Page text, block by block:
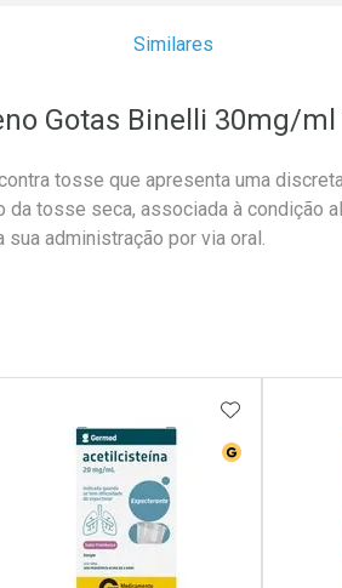
Similares
Gotas Binelli 30mg/ml
tosse que apresenta uma
tosse seca, associada à condição
administração por via oral.
De Referência
AOS FAVORITOS
Medicamento
ADICIONAR